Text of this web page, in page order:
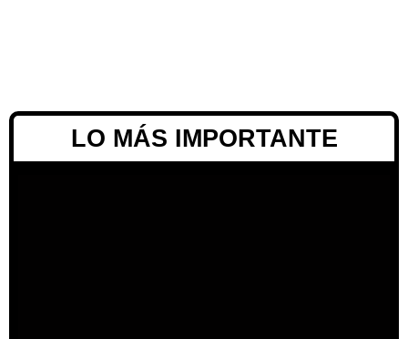
LO MÁS IMPORTANTE